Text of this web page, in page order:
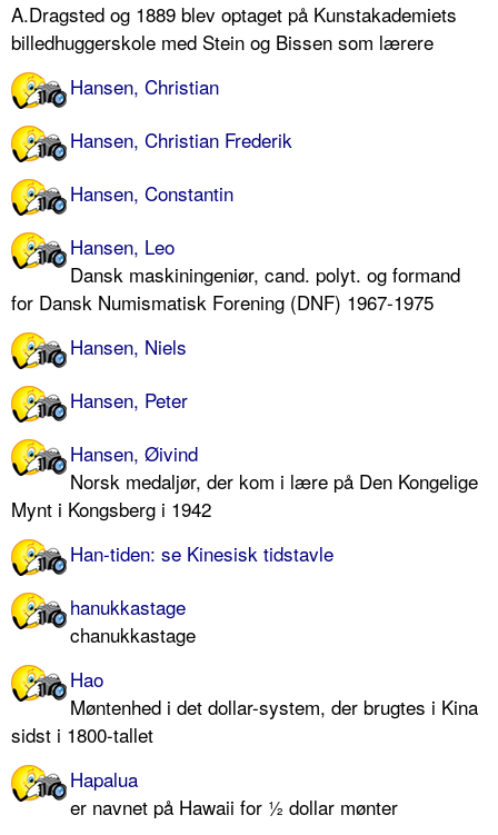
A.Dragsted og 1889 blev optaget på Kunstakademiets
billedhuggerskole med Stein og Bissen som lærere
Hansen, Christian
Hansen, Christian Frederik
Hansen, Constantin
Hansen, Leo
Dansk maskiningeniør, cand. polyt. og formand
for Dansk Numismatisk Forening (DNF) 1967-1975
Hansen, Niels
Hansen, Peter
Hansen, Øivind
Norsk medaljør, der kom i lære på Den Kongelige
Mynt i Kongsberg i 1942
Han-tiden: se Kinesisk tidstavle
hanukkastage
chanukkastage
Hao
Møntenhed i det dollar-system, der brugtes i Kina
sidst i 1800-tallet
Hapalua
er navnet på Hawaii for ½ dollar mønter